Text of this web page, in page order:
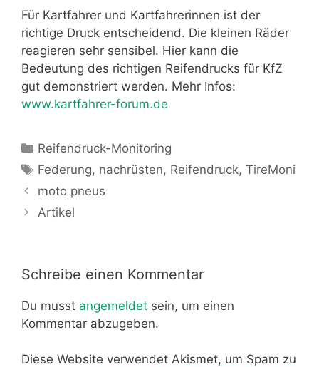
Für Kartfahrer und Kartfahrerinnen ist der
richtige Druck entscheidend. Die kleinen Räder
reagieren sehr sensibel. Hier kann die
Bedeutung des richtigen Reifendrucks für KfZ
gut demonstriert werden. Mehr Infos:
www.kartfahrer-forum.de
Kategorien
Reifendruck-Monitoring
Schlagwörter
Federung, nachrüsten, Reifendruck,TireMoni
moto pneus
Artikel
Schreibe einen Kommentar
Du musst angemeldet sein, um einen
Kommentar abzugeben.
Diese Website verwendet Akismet, um Spam zu